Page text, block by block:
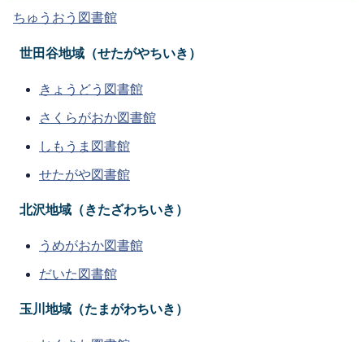
ちゅうおう図書館
世田谷地域（せたがやちいき）
きょうどう図書館
さくらがおか図書館
しもうま図書館
せたがや図書館
北沢地域（きたざわちいき）
うめがおか図書館
だいた図書館
玉川地域（たまがわちいき）